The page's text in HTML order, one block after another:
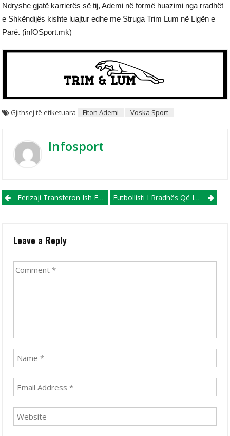
Ndryshe gjatë karrierës së tij, Ademi në formë huazimi nga rradhët
e Shkëndijës kishte luajtur edhe me Struga Trim Lum në Ligën e
Parë. (infOSport.mk)
Gjithsej të etiketuara Fiton Ademi Voska Sport
Infosport
Post navigation
Ferizaji Transferon Ish Futbollistin E FC Shkupit Dhe Vllaznisë Së Shkodrës! Futbollisti I Rradhës Që I Bashkohet Ak.Pandev Vjen Nga Italia!
Leave a Reply